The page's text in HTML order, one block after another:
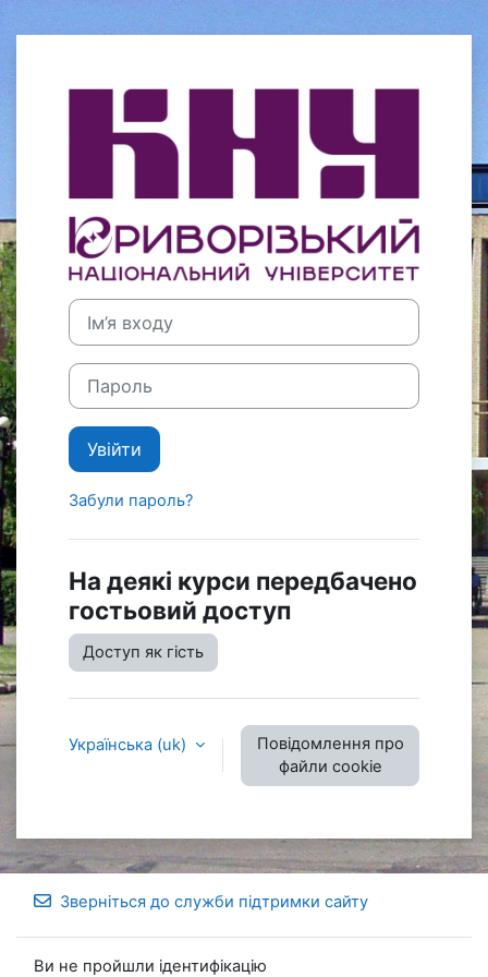
Ім’я входу
Пароль
Увійти
Забули пароль?
На деякі курси передбачено
гостьовий доступ
Доступ як гість
Українська ‎(uk)‎
Повідомлення про
файли cookie
Зверніться до служби підтримки сайту
Ви не пройшли ідентифікацію